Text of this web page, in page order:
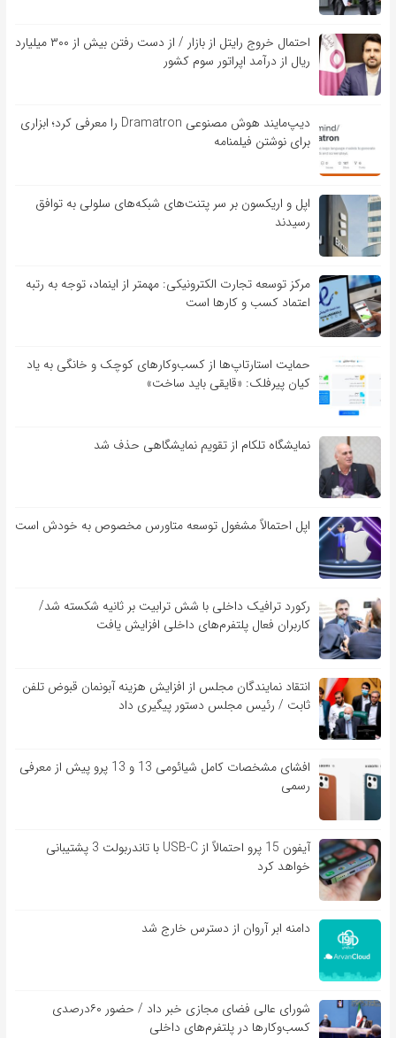
احتمال خروج رایتل از بازار / از دست رفتن بیش از ۳۰۰ میلیارد
ریال از درآمد اپراتور سوم کشور
دیپ‌مایند هوش مصنوعی Dramatron را معرفی کرد؛ ابزاری
برای نوشتن فیلمنامه
اپل و اریکسون بر سر پتنت‌های شبکه‌های سلولی به توافق
رسیدند
مرکز توسعه تجارت الکترونیکی: مهمتر از اینماد، توجه به رتبه
اعتماد کسب و کارها است
حمایت استارتاپ‌ها از کسب‌وکارهای کوچک و خانگی به یاد
کیان پیرفلک: «قایقی باید ساخت»
نمایشگاه تلکام از تقویم نمایشگاهی حذف شد
اپل احتمالاً مشغول توسعه متاورس مخصوص به خودش است
رکورد ترافیک داخلی با شش ترابیت بر ثانیه شکسته شد/
کاربران فعال پلتفرم‌های داخلی افزایش یافت
انتقاد نمایندگان مجلس از افزایش هزینه آبونمان قبوض تلفن
ثابت / رئیس مجلس دستور پیگیری داد
افشای مشخصات کامل شیائومی 13 و 13 پرو پیش از معرفی
رسمی
آیفون 15 پرو احتمالاً از USB-C با تاندربولت 3 پشتیبانی
خواهد کرد
دامنه ابر آروان از دسترس خارج شد
شورای عالی فضای مجازی خبر داد / حضور ۶۰درصدی
کسب‌و‌کارها در پلتفرم‌های داخلی